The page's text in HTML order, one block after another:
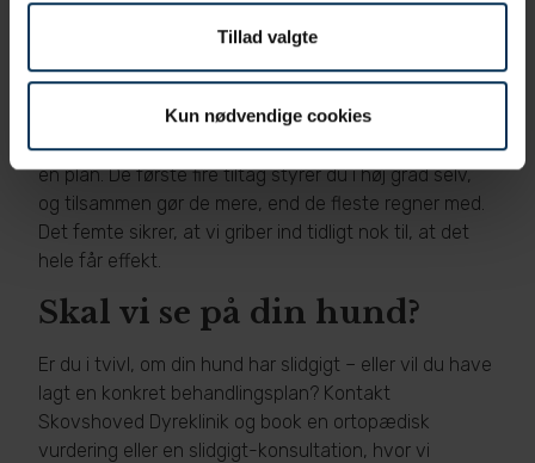
Tillad valgte
Kun nødvendige cookies
Der findes ikke ét vidundermiddel mod slidgigt. Det,
muskulaturen i orden, giv godt foder med marin
omega-3, doser motionen klogt, indret hjemmet
leddvenligt – og brug smertestillende rettidigt og efter
en plan. De første fire tiltag styrer du i høj grad selv,
og tilsammen gør de mere, end de fleste regner med.
Det femte sikrer, at vi griber ind tidligt nok til, at det
hele får effekt.
Skal vi se på din hund?
Er du i tvivl, om din hund har slidgigt – eller vil du have
lagt en konkret behandlingsplan? Kontakt
Skovshoved Dyreklinik og book en ortopædisk
vurdering eller en slidgigt-konsultation, hvor vi